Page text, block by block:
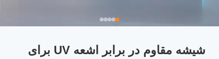
شیشه مقاوم در برابر اشعه UV برای